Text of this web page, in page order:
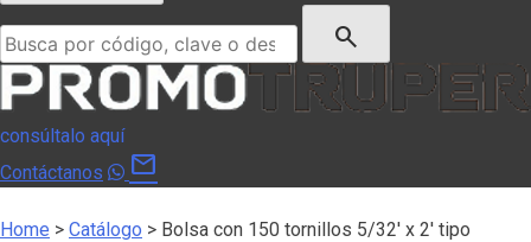
search
consúltalo aquí
Contáctanos
mail
Home > Catálogo > Bolsa con 150 tornillos 5/32′ x 2′ tipo